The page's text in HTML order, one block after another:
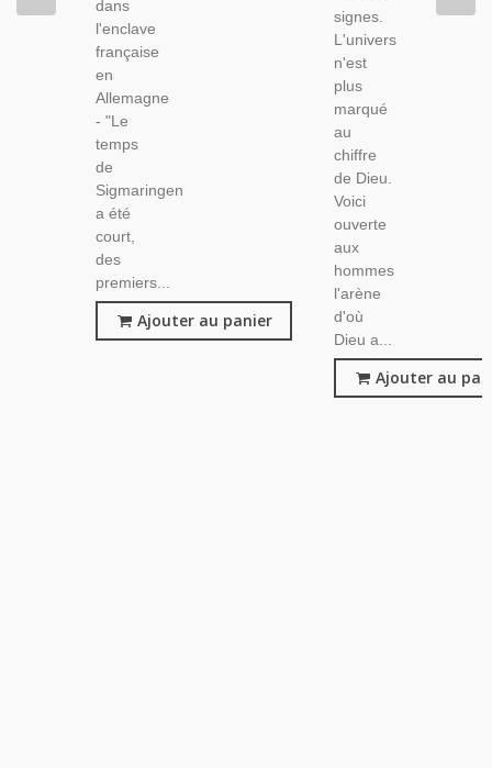
dans
l'enclave
française
en
Allemagne
- "Le
temps
de
Sigmaringen
a été
court,
des
premiers...
Ajouter au panier
signes.
L'univers
n'est
plus
marqué
au
chiffre
de Dieu.
Voici
ouverte
aux
hommes
l'arène
d'où
Dieu a...
Ajouter au